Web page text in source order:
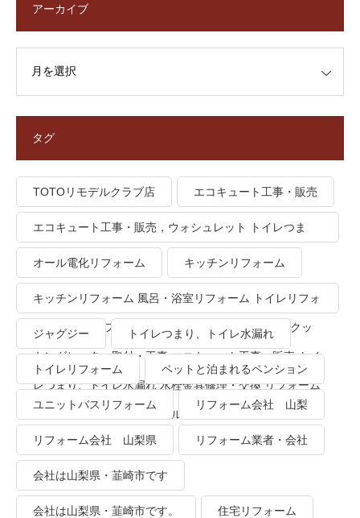
アーカイブ
タグ
TOTOリモデルクラブ店 エコキュート工事・販売
エコキュート工事・販売，ウォシュレット トイレつま
り、トイレ水漏れ
オール電化リフォーム キッチンリフォーム
キッチンリフォーム 風呂・浴室リフォーム トイレリフォ
ーム 洗面所リフォーム オール電化リフォーム ＩＨクッ
キングヒーター取付・工事 エコキュート工事・販売 トイ
レつまり、トイレ水漏れ 水栓金具修理・交換 リフォーム
業者・会社 ＴＯＴＯリモデルクラブ
ジャグジー トイレつまり、トイレ水漏れ
トイレリフォーム ペットと泊まれるペンション
ユニットバスリフォーム リフォーム会社 山梨
リフォーム会社 山梨県 リフォーム業者・会社
会社は山梨県・韮崎市です
会社は山梨県・韮崎市です。 住宅リフォーム